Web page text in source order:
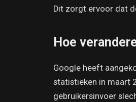
Dit zorgt ervoor dat
Hoe
Google heeft
statistieken in maart
gebruikersinvoer